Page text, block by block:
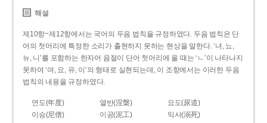
해설
제10항~제12항에서는 국어의 두음 법칙을 규정하였다. 두음 법칙은 단
어의 첫머리에 특정한 소리가 출현하지 못하는 현상을 말한다. ‘녀, 뇨,
뉴, 니’를 포함하는 한자어 음절이 단어 첫머리에 올 때는 ‘ㄴ’이 나타나지
못하여 ‘여, 요, 유, 이’의 형태로 실현되는데, 이 조항에서는 이러한 두음
법칙의 내용을 규정하였다.
연도(年度) 열반(涅槃)
요도(尿道)
이승(尼僧)
이공(泥工) 익사(溺死)